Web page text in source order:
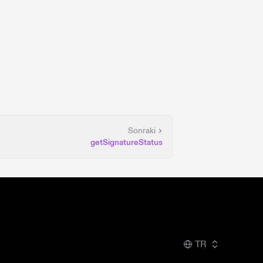
Sonraki
getSignatureStatus
TR